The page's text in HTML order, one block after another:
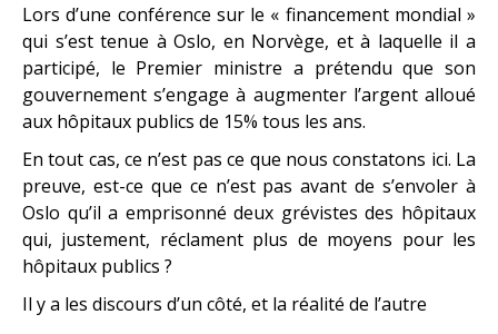
Lors d’une conférence sur le « financement mondial »
qui s’est tenue à Oslo, en Norvège, et à laquelle il a
participé, le Premier ministre a prétendu que son
gouvernement s’engage à augmenter l’argent alloué
aux hôpitaux publics de 15% tous les ans.
En tout cas, ce n’est pas ce que nous constatons ici. La
preuve, est-ce que ce n’est pas avant de s’envoler à
Oslo qu’il a emprisonné deux grévistes des hôpitaux
qui, justement, réclament plus de moyens pour les
hôpitaux publics ?
Il y a les discours d’un côté, et la réalité de l’autre